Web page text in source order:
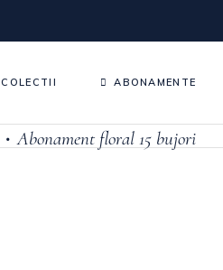
COLECTII ABONAMENTE
• Abonament floral 15 bujori